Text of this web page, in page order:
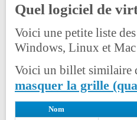
Quel logiciel de
Voici une petite liste
Windows, Linux et
Voici un billet similaire
masquer la grille
Nom